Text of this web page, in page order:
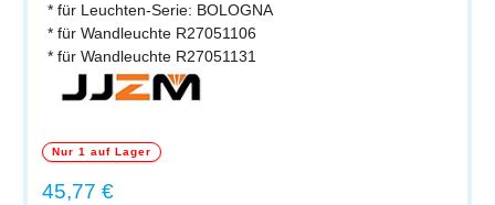
* für Leuchten-Serie: BOLOGNA
* für Wandleuchte R27051106
* für Wandleuchte R27051131
Nur 1 auf Lager
Regulärer Preis:
45,77 €